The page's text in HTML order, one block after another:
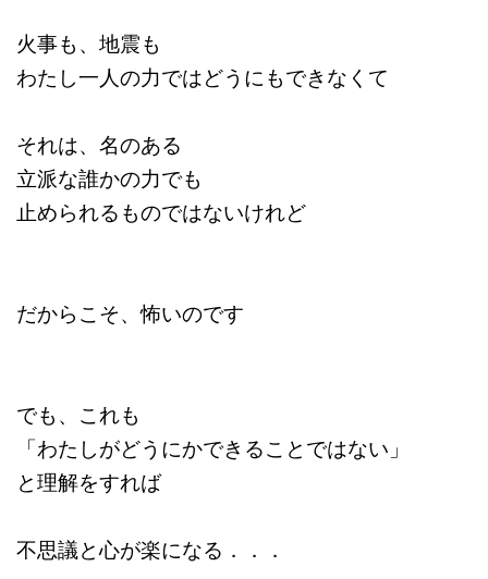
火事も、地震も
わたし一人の力ではどうにもできなくて
それは、名のある
立派な誰かの力でも
止められるものではないけれど
だからこそ、怖いのです
でも、これも
「わたしがどうにかできることではない」
と理解をすれば
不思議と心が楽になる．．．